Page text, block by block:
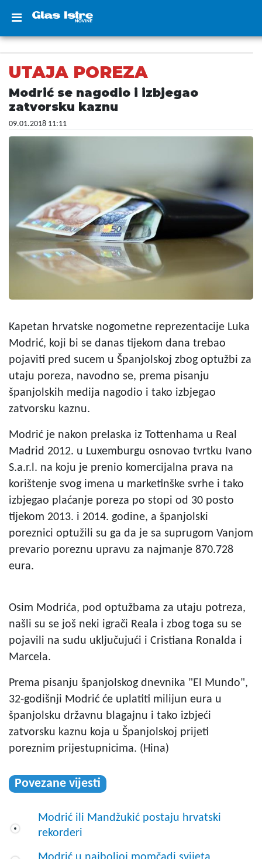
UTAJA POREZA
Modrić se nagodio i izbjegao
zatvorsku kaznu
09.01.2018 11:11
Kapetan hrvatske nogometne reprezentacije Luka
Modrić, koji bi se danas tijekom dana trebao
pojaviti pred sucem u Španjolskoj zbog optužbi za
utaju poreza, navodno se, prema pisanju
španjolskih medija nagodio i tako izbjegao
zatvorsku kaznu.
Modrić je nakon prelaska iz Tottenhama u Real
Madrid 2012. u Luxemburgu osnovao tvrtku Ivano
S.a.r.l. na koju je prenio komercijalna prava na
korištenje svog imena u marketinške svrhe i tako
izbjegao plaćanje poreza po stopi od 30 posto
tijekom 2013. i 2014. godine, a španjolski
poreznici optužili su ga da je sa suprugom Vanjom
prevario poreznu upravu za najmanje 870.728
eura.
Osim Modrića, pod optužbama za utaju potreza,
našli su se još neki igrači Reala i zbog toga su se
pojavili na sudu uključujući i Cristiana Ronalda i
Marcela.
Prema pisanju španjolskog dnevnika "El Mundo",
32-godišnji Modrić će uplatiti milijun eura u
španjolsku državnu blagajnu i tako izbjeći
zatvorsku kaznu koja u Španjolskoj prijeti
poreznim prijestupnicima. (Hina)
Povezane vijesti
Modrić ili Mandžukić postaju hrvatski
rekorderi